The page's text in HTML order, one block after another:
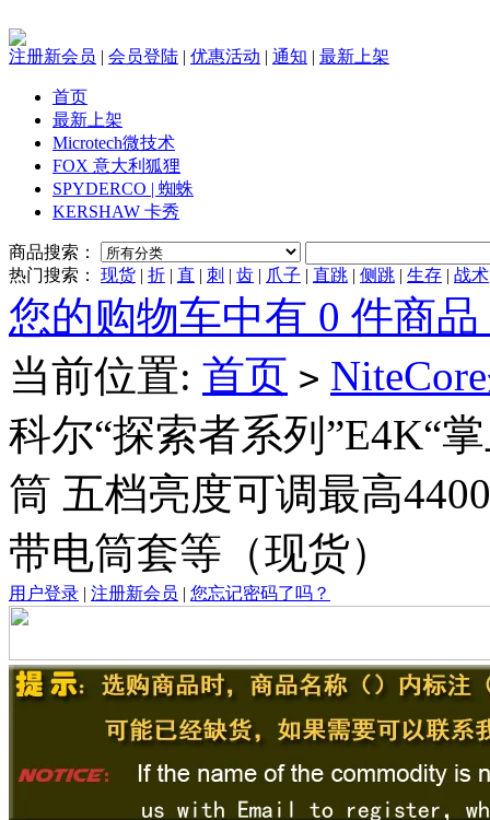
注册新会员 | 会员登陆 | 优惠活动 | 通知 | 最新上架
首页
最新上架
Microtech微技术
FOX 意大利狐狸
SPYDERCO | 蜘蛛
KERSHAW 卡秀
商品搜索：
热门搜索：
现货 | 折 | 直 | 刺 | 齿 | 爪子 | 直跳 | 侧跳 | 生存 | 战术
您的购物车中有 0 件商
当前位置: 首页 >
科尔“探索者系列”E4K“
筒 五档亮度可调最高
带电筒套等（现货）
用户登录 | 注册新会员 | 您忘记密码了吗？